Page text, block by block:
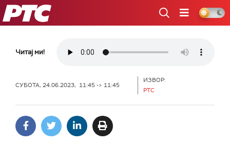
РТС
Читај ми!
СУБОТА, 24.06.2023, 11:45 -> 11:45
ИЗВОР:
РТС